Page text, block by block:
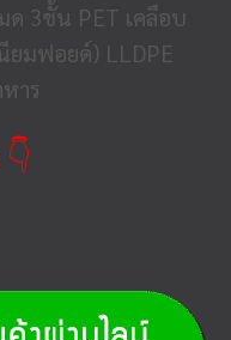
3ชั้น PET เคลือบ
ยมฟอยด์) LLDPE
าร
👇